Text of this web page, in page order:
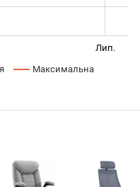
Лип.
Максимальна